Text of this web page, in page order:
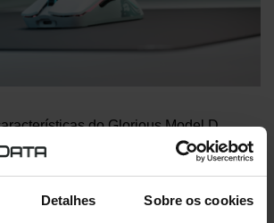
Detalhes Sobre os cookies
do Glorious Model D
Glorious BAMF e a mesma